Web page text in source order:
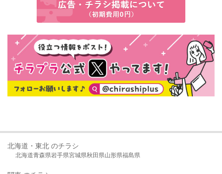
北海道・東北 のチラシ
北海道青森県岩手県宮城県秋田県山形県福島県